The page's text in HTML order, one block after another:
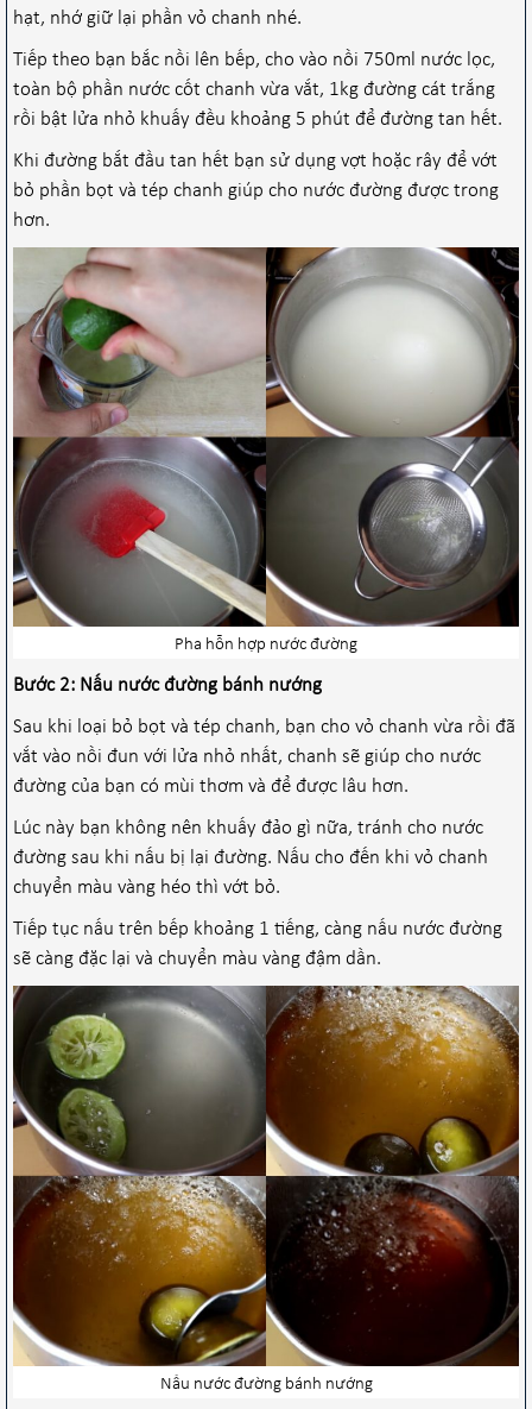
hạt, nhớ giữ lại phần vỏ chanh nhé.
Tiếp theo bạn bắc nồi lên bếp, cho vào nồi 750ml nước lọc,
toàn bộ phần nước cốt chanh vừa vắt, 1kg đường cát trắng
rồi bật lửa nhỏ khuấy đều khoảng 5 phút để đường tan hết.
Khi đường bắt đầu tan hết bạn sử dụng vợt hoặc rây để vớt
bỏ phần bọt và tép chanh giúp cho nước đường được trong
hơn.
Pha hỗn hợp nước đường
Bước 2: Nấu nước đường bánh nướng
Sau khi loại bỏ bọt và tép chanh, bạn cho vỏ chanh vừa rồi đã
vắt vào nồi đun với lửa nhỏ nhất, chanh sẽ giúp cho nước
đường của bạn có mùi thơm và để được lâu hơn.
Lúc này bạn không nên khuấy đảo gì nữa, tránh cho nước
đường sau khi nấu bị lại đường. Nấu cho đến khi vỏ chanh
chuyển màu vàng héo thì vớt bỏ.
Tiếp tục nấu trên bếp khoảng 1 tiếng, càng nấu nước đường
sẽ càng đặc lại và chuyển màu vàng đậm dần.
Nấu nước đường bánh nướng